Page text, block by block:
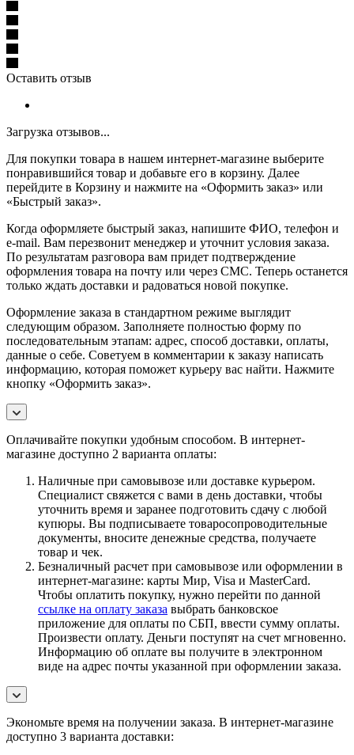
Оставить отзыв
Загрузка отзывов...
Для покупки товара в нашем интернет-магазине выберите
понравившийся товар и добавьте его в корзину. Далее
перейдите в Корзину и нажмите на «Оформить заказ» или
«Быстрый заказ».
Когда оформляете быстрый заказ, напишите ФИО, телефон и
e-mail. Вам перезвонит менеджер и уточнит условия заказа.
По результатам разговора вам придет подтверждение
оформления товара на почту или через СМС. Теперь останется
только ждать доставки и радоваться новой покупке.
Оформление заказа в стандартном режиме выглядит
следующим образом. Заполняете полностью форму по
последовательным этапам: адрес, способ доставки, оплаты,
данные о себе. Советуем в комментарии к заказу написать
информацию, которая поможет курьеру вас найти. Нажмите
кнопку «Оформить заказ».
Оплачивайте покупки удобным способом. В интернет-
магазине доступно 2 варианта оплаты:
Наличные при самовывозе или доставке курьером.
Специалист свяжется с вами в день доставки, чтобы
уточнить время и заранее подготовить сдачу с любой
купюры. Вы подписываете товаросопроводительные
документы, вносите денежные средства, получаете
товар и чек.
Безналичный расчет при самовывозе или оформлении в
интернет-магазине: карты Мир, Visa и MasterCard.
Чтобы оплатить покупку, нужно перейти по данной
ссылке на оплату заказа выбрать банковское
приложение для оплаты по СБП, ввести сумму оплаты.
Произвести оплату. Деньги поступят на счет мгновенно.
Информацию об оплате вы получите в электронном
виде на адрес почты указанной при оформлении заказа.
Экономьте время на получении заказа. В интернет-магазине
доступно 3 варианта доставки: